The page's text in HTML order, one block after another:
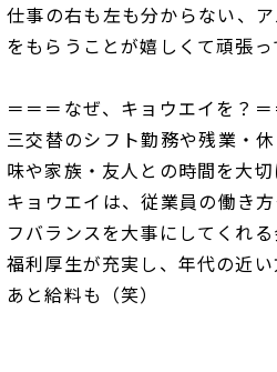
仕事の右も左も分からない、
をもらうことが嬉しくて頑張っ
＝＝＝なぜ、キョウエイを？＝
三交替のシフト勤務や残業・
味や家族・友人との時間を大
キョウエイは、従業員の働き
フバランスを大事にしてくれる
福利厚生が充実し、年代の近
あと給料も（笑）